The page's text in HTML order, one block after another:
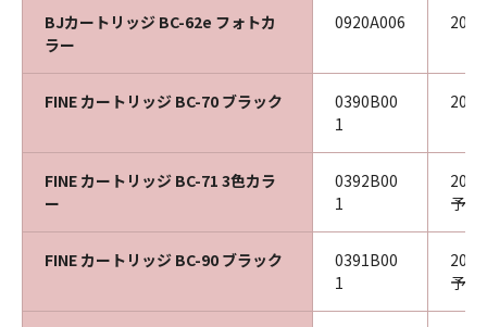
BJカートリッジ BC-62e フォトカ
ラー
0920A006
FINE カートリッジ BC-70 ブラック
0390B00
1
FINE カートリッジ BC-71 3色カラ
ー
0392B00
1
予定
FINE カートリッジ BC-90 ブラック
0391B00
1
予定